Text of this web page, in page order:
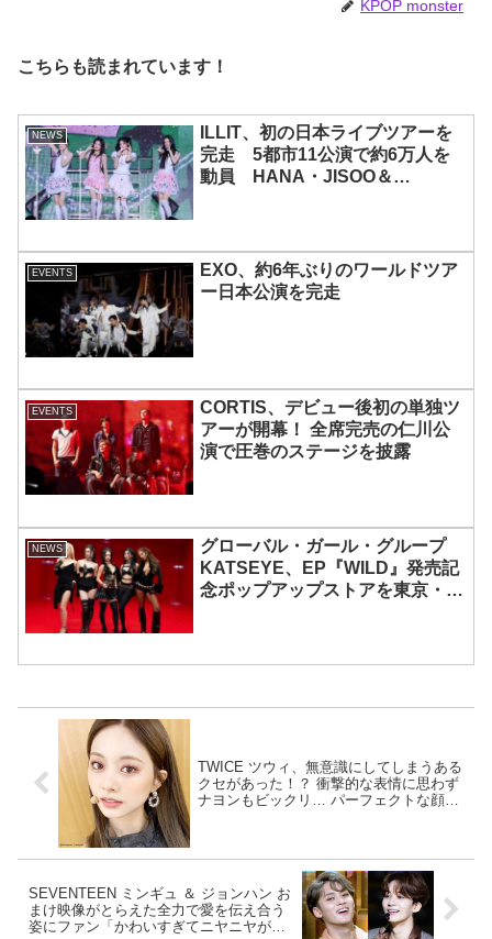
KPOP monster
こちらも読まれています！
NEWS
ILLIT、初の日本ライブツアーを
完走 5都市11公演で約6万人を
動員 HANA・JISOO＆
EVENTS
EXO、約6年ぶりのワールドツア
ー日本公演を完走
EVENTS
CORTIS、デビュー後初の単独ツ
アーが開幕！ 全席完売の仁川公
演で圧巻のステージを披露
NEWS
グローバル・ガール・グループ
KATSEYE、EP『WILD』発売記
念ポップアップストアを東京・原
TWICE ツウィ、無意識にしてしまうある
クセがあった！？ 衝撃的な表情に思わず
ナヨンもビックリ… パーフェクトな顔面
SEVENTEEN ミンギュ ＆ ジョンハン お
まけ映像がとらえた全力で愛を伝え合う
姿にファン「かわいすぎてニヤニヤがと